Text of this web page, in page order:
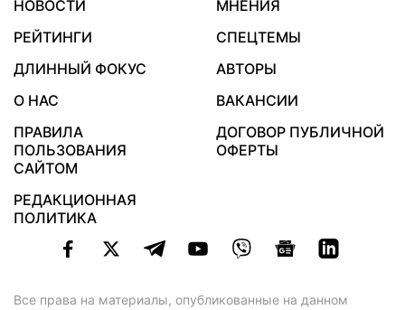
НОВОСТИ
МНЕНИЯ
РЕЙТИНГИ
СПЕЦТЕМЫ
ДЛИННЫЙ ФОКУС
АВТОРЫ
О НАС
ВАКАНСИИ
ПРАВИЛА
ПОЛЬЗОВАНИЯ
САЙТОМ
ДОГОВОР ПУБЛИЧНОЙ
ОФЕРТЫ
РЕДАКЦИОННАЯ
ПОЛИТИКА
Все права на материалы, опубликованные на данном